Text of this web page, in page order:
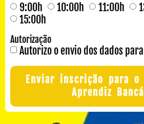
9:00h 10:00h 11:00h
15:00h
Autorização
Autorizo o envio dos dados
Enviar inscrição para o
Aprendiz